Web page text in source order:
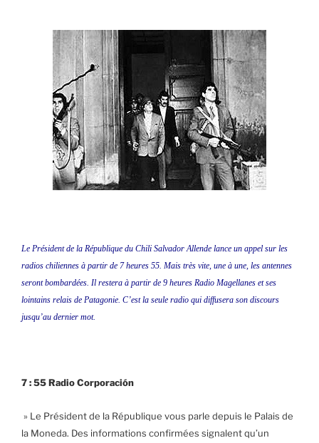
Le Président de la République du Chili Salvador Allende lance un appel sur les
radios chiliennes à partir de 7 heures 55. Mais très vite, une à une, les antennes
seront bombardées. Il restera à partir de 9 heures Radio Magellanes et ses
lointains relais de Patagonie. C’est la seule radio qui diffusera son discours
jusqu’au dernier mot.
7 : 55 Radio Corporación
» Le Président de la République vous parle depuis le Palais de
la Moneda. Des informations confirmées signalent qu’un